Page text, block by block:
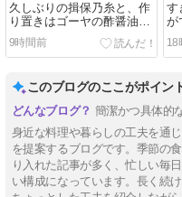
久しぶりの揖保乃糸と、作
り置きはゴーヤの酢醤油漬
けです！
9時間前
す
が
18
このブログのここがポイン
簡潔かつ具体的
身近な料理や暮らしの工夫を通
を提案するブログです。季節の
り入れた記事が多く、忙しい毎
い構成になっています。長く続